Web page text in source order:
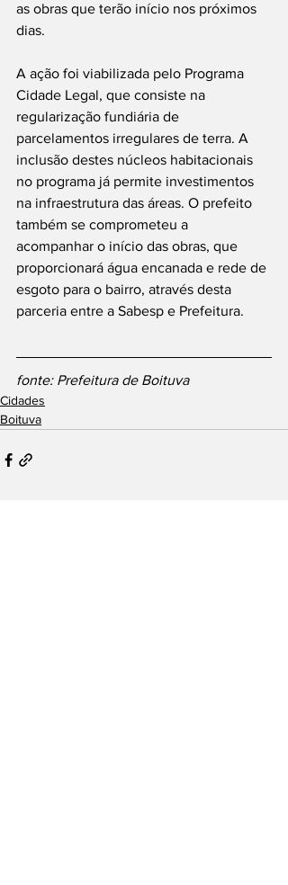
as obras que terão início nos próximos
dias.
A ação foi viabilizada pelo Programa
Cidade Legal, que consiste na
regularização fundiária de
parcelamentos irregulares de terra. A
inclusão destes núcleos habitacionais
no programa já permite investimentos
na infraestrutura das áreas. O prefeito
também se comprometeu a
acompanhar o início das obras, que
proporcionará água encanada e rede de
esgoto para o bairro, através desta
parceria entre a Sabesp e Prefeitura.
fonte: Prefeitura de Boituva
Cidades
Boituva